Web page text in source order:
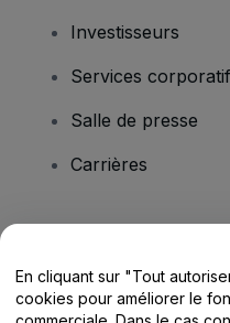
Investisseurs
Services
Salle de presse
Carrières
Centre
En cliquant sur "Tout
cookies pour améliorer le